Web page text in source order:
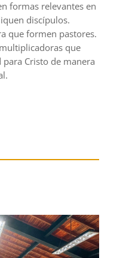
formas relevantes en
discípulos.
que formen pastores.
que
Cristo de manera